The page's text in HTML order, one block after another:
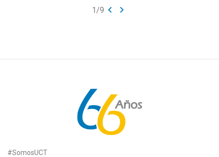
1 /9 keyboard_arrow_left keyboard_arrow_right
#SomosUCT